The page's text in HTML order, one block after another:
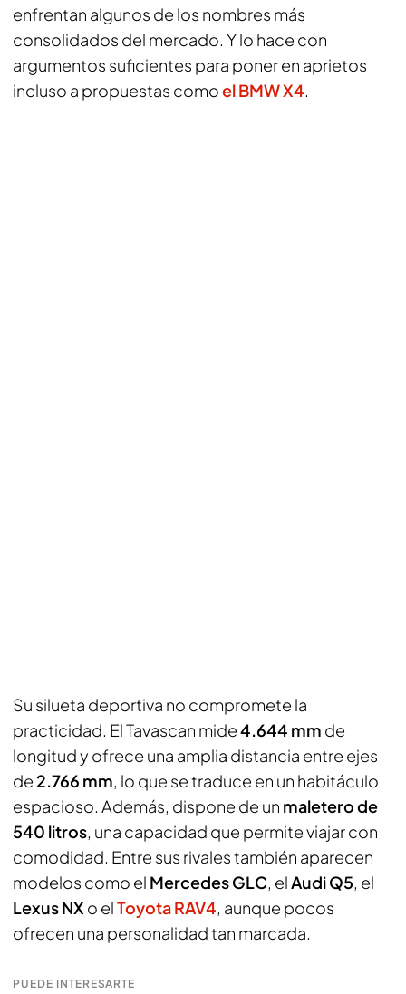
enfrentan algunos de los nombres más
consolidados del mercado. Y lo hace con
argumentos suficientes para poner en aprietos
incluso a propuestas comoel BMW X4.
Su silueta deportiva no compromete la
practicidad. El Tavascan mide4.644 mm de
longitud y ofrece una amplia distancia entre ejes
de 2.766 mm, lo que se traduce en un habitáculo
espacioso. Además, dispone de un maletero de
540 litros, una capacidad que permite viajar con
comodidad. Entre sus rivales también aparecen
modelos como el Mercedes GLC, elAudi Q5, el
Lexus NX o elToyota RAV4, aunque pocos
ofrecen una personalidad tan marcada.
PUEDE INTERESARTE